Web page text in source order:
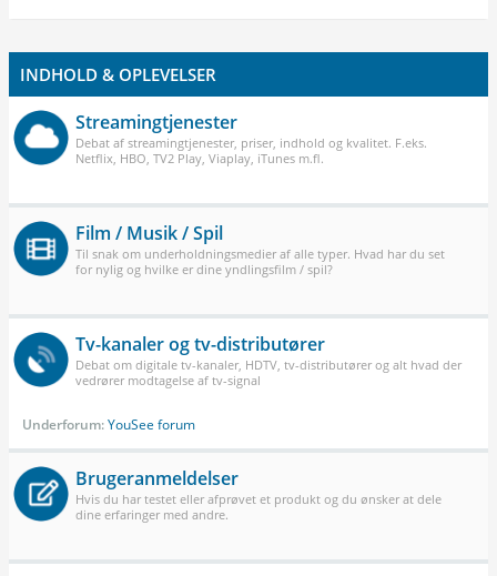
INDHOLD & OPLEVELSER
Streamingtjenester
Debat af streamingtjenester, priser, indhold og kvalitet. F.eks.
Netflix, HBO, TV2 Play, Viaplay, iTunes m.fl.
Film / Musik / Spil
Til snak om underholdningsmedier af alle typer. Hvad har du set
for nylig og hvilke er dine yndlingsfilm / spil?
Tv-kanaler og tv-distributører
Debat om digitale tv-kanaler, HDTV, tv-distributører og alt hvad der
vedrører modtagelse af tv-signal
Underforum:YouSee forum
Brugeranmeldelser
Hvis du har testet eller afprøvet et produkt og du ønsker at dele
dine erfaringer med andre.